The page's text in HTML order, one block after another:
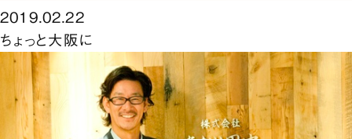
2019.02.22
ちょっと大阪に